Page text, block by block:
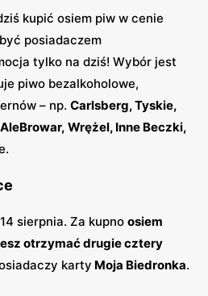
kupić osiem piw w cenie
posiadaczem
tylko na dziś! Wybór jest
piwo bezalkoholowe,
– np. Carlsberg, Tyskie,
Wrężel, Inne Beczki,
sierpnia. Za kupno osiem
otrzymać drugie cztery
karty Moja Biedronka.